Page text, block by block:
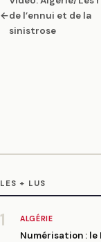
←de l’ennui et de la
sinistrose
LES + LUS
1 ALGÉRIE
Numérisation : le